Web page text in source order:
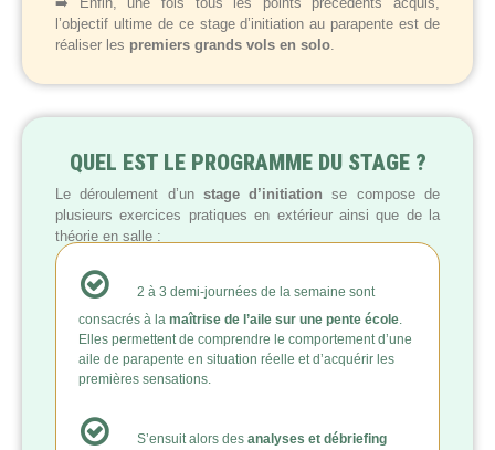
l’objectif ultime de ce stage d’initiation au parapente est de
réaliser les premiers grands vols en solo
QUEL EST LE PROGRAMME DU STAGE ?
Le déroulement d’un stage d’initiation se compose de
plusieurs exercices pratiques en extérieur ainsi que de la
théorie en salle :
2 à 3 demi-journées de la semaine sont
consacrés à la maîtrise de l’aile sur une pente école.
Elles permettent de comprendre le comportement d’une
aile de parapente en situation réelle et d’acquérir les
premières sensations.
S’ensuit alors des analyses et débriefing